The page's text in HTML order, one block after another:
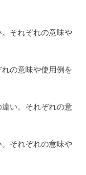
。それぞれの意味や
れの意味や使用例を
違い。それぞれの意
。それぞれの意味や